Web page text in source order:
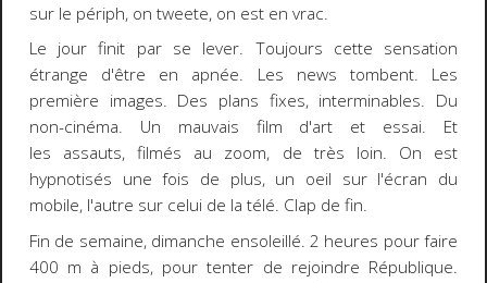
sur le périph, on tweete, on est en vrac.
Le jour finit par se lever. Toujours cette sensation
étrange d'être en apnée. Les news tombent. Les
première images. Des plans fixes, interminables. Du
non-cinéma. Un mauvais film d'art et essai. Et
les assauts, filmés au zoom, de très loin. On est
hypnotisés une fois de plus, un oeil sur l'écran du
mobile, l'autre sur celui de la télé. Clap de fin.
Fin de semaine, dimanche ensoleillé. 2 heures pour faire
400 m à pieds, pour tenter de rejoindre République.